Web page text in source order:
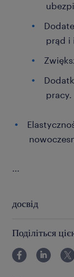
prąd i
pracy.
...
досвід
Поділіться